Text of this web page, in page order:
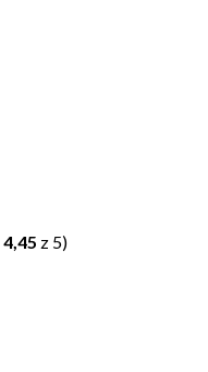
4,45 z 5)